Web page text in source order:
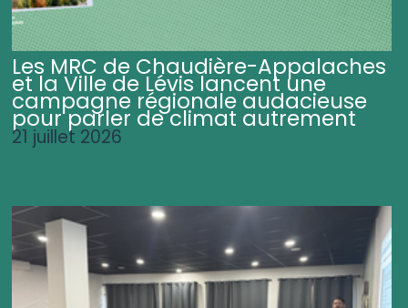
Les MRC de Chaudière-Appalaches
et la Ville de Lévis lancent une
campagne régionale audacieuse
pour parler de climat autrement
21 juillet 2026